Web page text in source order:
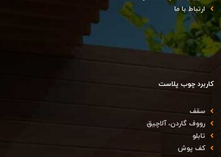
ارتباط با ما
کاربرد چوب پلاست
سقف
رووف گاردن، آلاچیق
تابلو
کف پوش